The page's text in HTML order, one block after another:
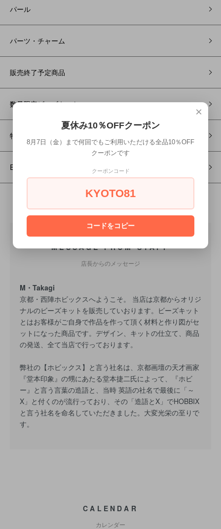
パール
パーツ・チャーム
販売終了予定商品
数量限定ビーズキット
特別セット
English instruction beads kit<作り方が英語表記のビーズキット>
MESSAGE FROM STAFF
店長からのメッセージ
M・Takagi
京都・西陣ホビックスへようこそ。 当店は京都からオリジ
ナルのビーズキットを販売していおります。ビーズキット
とはお客様がご自身で作品を作って頂く材料と作り図がセ
ットになった商品です。デザイン、キットの仕立て、商品
の発送、全て当店で行っております。
弊社の【ホビックス】と言う社名は、京都画壇の天才画家
『堂本印象』の甥にあたる堂本捷二氏によって、『ホビ
ー』と言う言葉の造語と、当時 英語の社名で最後に「～
X」と付くのが流行っており、その「造語とX」でHOBBIX
と言う社名を命名していただきました。大変光栄の至りで
す。
CALENDAR
カレンダー
×
夏休み10％OFFクーポン
8月7日（金）まで何回でもご利用いただける全品10％OFF
クーポンです
クーポンコード
KYOTO81
コードをコピー